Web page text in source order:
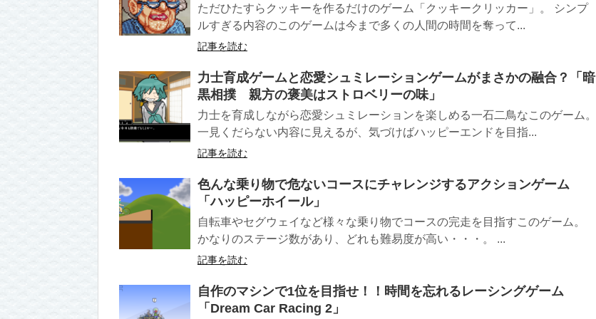
ただひたすらクッキーを作るだけのゲーム「クッキークリッカー」。 シンプ
ルすぎる内容のこのゲームは今まで多くの人間の時間を奪って...
記事を読む
力士育成ゲームと恋愛シュミレーションゲームがまさかの融合？「暗
黒相撲 親方の褒美はストロベリーの味」
力士を育成しながら恋愛シュミレーションを楽しめる一石二鳥なこのゲーム。
一見くだらない内容に見えるが、気づけばハッピーエンドを目指...
記事を読む
色んな乗り物で危ないコースにチャレンジするアクションゲーム
「ハッピーホイール」
自転車やセグウェイなど様々な乗り物でコースの完走を目指すこのゲーム。
かなりのステージ数があり、どれも難易度が高い・・・。 ...
記事を読む
自作のマシンで1位を目指せ！！時間を忘れるレーシングゲーム
「Dream Car Racing 2」